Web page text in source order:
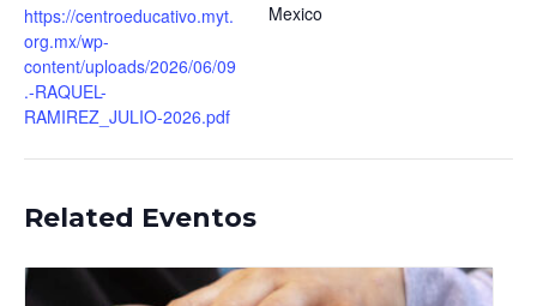
Mexico
https://centroeducativo.myt.
org.mx/wp-
content/uploads/2026/06/09
.-RAQUEL-
RAMIREZ_JULIO-2026.pdf
Related Eventos